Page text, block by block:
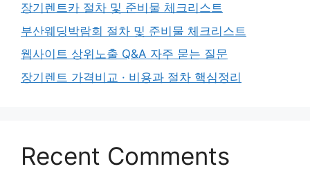
장기렌트카 절차 및 준비물 체크리스트
부산웨딩박람회 절차 및 준비물 체크리스트
웹사이트 상위노출 Q&A 자주 묻는 질문
장기렌트 가격비교 · 비용과 절차 핵심정리
Recent Comments